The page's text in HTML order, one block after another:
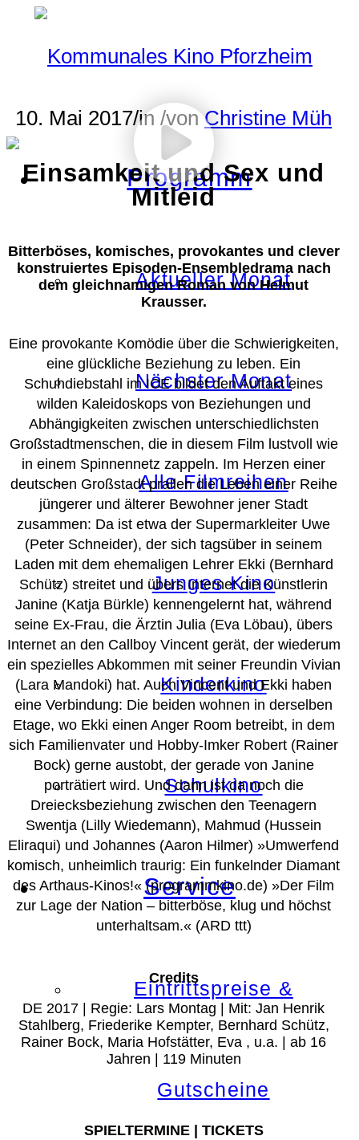
Programm
Aktueller Monat
Nächster Monat
Alle Filmreihen
Junges Kino
Kinderkino
Schulkino
Service
Eintrittspreise &
Gutscheine
10. Mai 2017/in /vonChristine Müh
Einsamkeit und Sex und
Mitleid
Bitterböses, komisches, provokantes und clever
konstruiertes Episoden-Ensembledrama nach
dem gleichnamigen Roman von Helmut
Krausser.
Eine provokante Komödie über die Schwierigkeiten,
eine glückliche Beziehung zu leben. Ein
Schuhdiebstahl im ICE bildet den Auftakt eines
wilden Kaleidoskops von Beziehungen und
Abhängigkeiten zwischen unterschiedlichsten
Großstadtmenschen, die in diesem Film lustvoll wie
in einem Spinnennetz zappeln. Im Herzen einer
deutschen Großstadt prallen die Leben einer Reihe
jüngerer und älterer Bewohner jener Stadt
zusammen: Da ist etwa der Supermarkleiter Uwe
(Peter Schneider), der sich tagsüber in seinem
Laden mit dem ehemaligen Lehrer Ekki (Bernhard
Schütz) streitet und übers Internet die Künstlerin
Janine (Katja Bürkle) kennengelernt hat, während
seine Ex-Frau, die Ärztin Julia (Eva Löbau), übers
Internet an den Callboy Vincent gerät, der wiederum
ein spezielles Abkommen mit seiner Freundin Vivian
(Lara Mandoki) hat. Auch Vincent und Ekki haben
eine Verbindung: Die beiden wohnen in derselben
Etage, wo Ekki einen Anger Room betreibt, in dem
sich Familienvater und Hobby-Imker Robert (Rainer
Bock) gerne austobt, der gerade von Janine
porträtiert wird. Und dann ist da noch die
Dreiecksbeziehung zwischen den Teenagern
Swentja (Lilly Wiedemann), Mahmud (Hussein
Eliraqui) und Johannes (Aaron Hilmer) »Umwerfend
komisch, unheimlich traurig: Ein funkelnder Diamant
des Arthaus-Kinos!« (programmkino.de) »Der Film
zur Lage der Nation – bitterböse, klug und höchst
unterhaltsam.« (ARD ttt)
Credits
DE 2017 | Regie: Lars Montag | Mit: Jan Henrik
Stahlberg, Friederike Kempter, Bernhard Schütz,
Rainer Bock, Maria Hofstätter, Eva , u.a. | ab 16
Jahren | 119 Minuten
SPIELTERMINE | TICKETS